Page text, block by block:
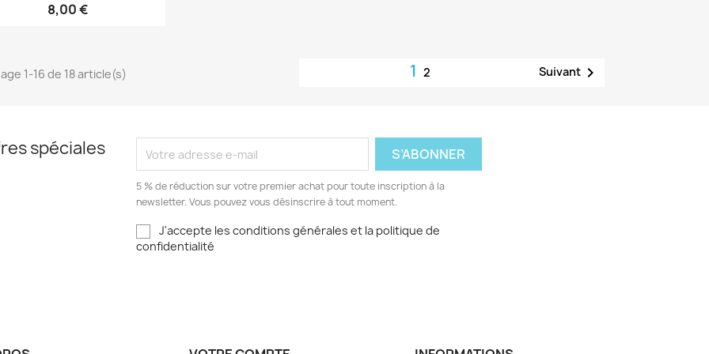
8,00 €
1-16 de 18 article(s) 12 Suivant
spéciales
5 % de réduction sur votre premier achat pour toute inscription à la
newsletter. Vous pouvez vous désinscrire à tout moment.
J'accepte les conditions générales et la politique de
confidentialité